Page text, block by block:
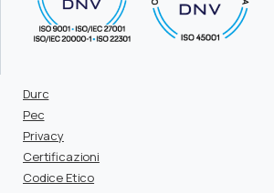
Durc
Pec
Privacy
Certificazioni
Codice Etico